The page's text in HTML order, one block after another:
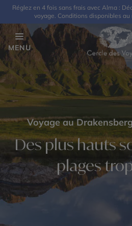
Réglez en 4 fois sans frais avec Alma :
voyage. Conditions disponibles
MENU
Voyage au
Des plus hauts
plages